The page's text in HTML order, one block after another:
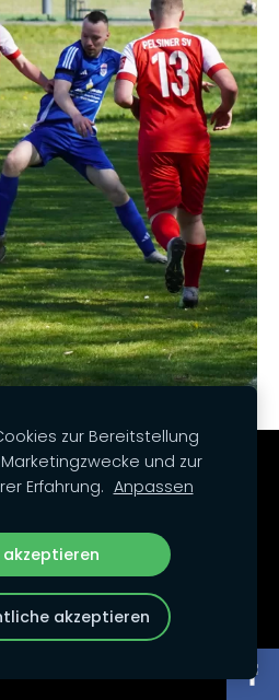
Cookies
Media-Kanäle:
zur Bereitstellung
und zur
Erfahrung. Anpassen
akzeptieren
akzeptieren